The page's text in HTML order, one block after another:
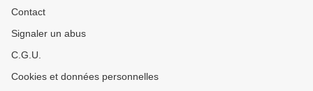
Contact
Signaler un abus
C.G.U.
Cookies et données personnelles